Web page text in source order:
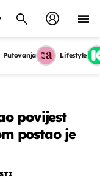
Putovanja Lifestyle
povijest
postao je